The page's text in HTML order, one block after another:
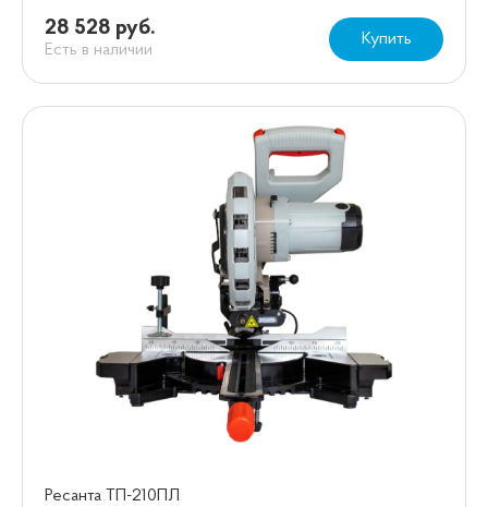
28 528 руб.
Есть в наличии
Купить
Ресанта ТП-210ПЛ